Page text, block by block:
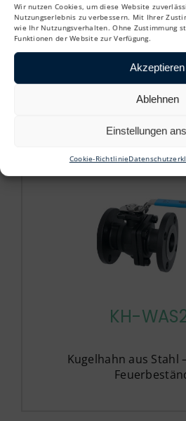
Wir nutzen Cookies, um diese Website
Nutzungserlebnis zu verbessern. Mit Ihrer
wie Ihr Nutzungsverhalten. Ohne Zustimmung
Funktionen der Website zur Verfügung.
Akzeptieren
Ablehnen
Einstellungen
Cookie-Richtlinie
KH-
Kugelhahn aus Stahl
KH-
Kugelhahn aus Stahl